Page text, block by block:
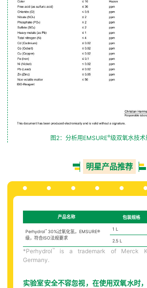
图2：分析用EMSURE®级双氧水技
明星产品推荐
产品名称 包装规格
Perhydrol™ 30%过氧化氢，EMSURE®
级，符合ISO法规要求
1 L
2.5 L
*Perhydrol™
is a trademark of Merck
Germany.
实验室安全不容忽视，在使用双氧水时